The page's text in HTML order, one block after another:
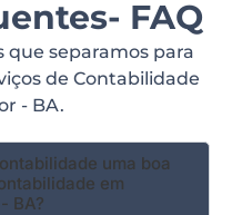
FAQ
que separamos para
de Contabilidade
- BA.
uma boa
em
BA?